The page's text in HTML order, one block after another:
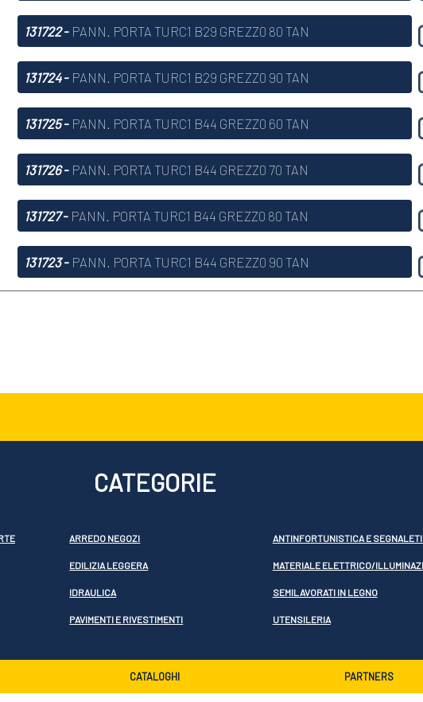
131722- PANN. PORTA TURC1 B29 GREZZ0 80 TAN
131724- PANN. PORTA TURC1 B29 GREZZ0 90 TAN
131725- PANN. PORTA TURC1 B44 GREZZ0 60 TAN
131726- PANN. PORTA TURC1 B44 GREZZ0 70 TAN
131727- PANN. PORTA TURC1 B44 GREZZ0 80 TAN
131723- PANN. PORTA TURC1 B44 GREZZ0 90 TAN
CATEGORIE
ARREDO NEGOZI ANTINFORTUNISTICA E
EDILIZIA LEGGERA MATERIALE ELETTRICO/
IDRAULICA SEMILAVORATI IN LEGNO
PAVIMENTI E RIVESTIMENTI UTENSILERIA
CATALOGHI PARTNERS